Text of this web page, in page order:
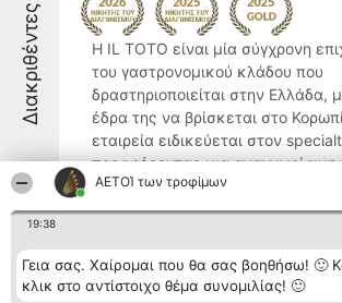
ΑΕΤΟΊ των τροφίμων
19:38
Γεια σας. Χαίρομαι που θα σας βοηθήσω! 🙂
κλικ στο αντίστοιχο θέμα συνομιλίας! 🙂
Διακριθέντες
Η IL TOTO είναι μία σύγχρονη
του γαστρονομικού κλάδου που
δραστηριοποιείται στην Ελλάδα,
έδρα της να βρίσκεται στο
εταιρεία ειδικεύεται στον
προσφέροντας μια αναγνωρίσιμη
εμπειρία υψηλής ...